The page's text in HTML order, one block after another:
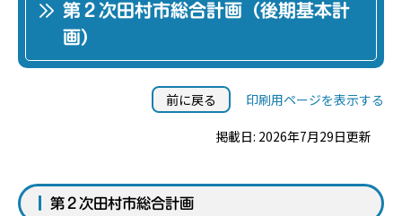
第２次田村市総合計画（後期基本計
画）
前に戻る 印刷用ページを表示する
掲載日: 2026年7月29日更新
第２次田村市総合計画